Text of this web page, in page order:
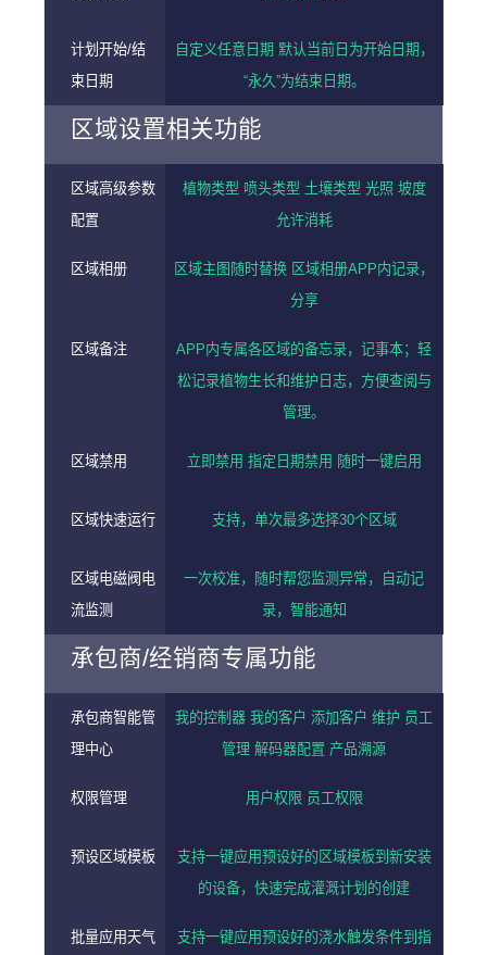
计划开始/结
束日期
自定义任意日期 默认当前日为开始日期，
“永久”为结束日期。
区域设置相关功能
区域高级参数
配置
植物类型 喷头类型 土壤类型 光照 坡度
允许消耗
区域相册
区域主图随时替换 区域相册APP内记录，
分享
区域备注
APP内专属各区域的备忘录，记事本；轻
松记录植物生长和维护日志，方便查阅与
管理。
区域禁用 立即禁用 指定日期禁用 随时一键启用
区域快速运行 支持，单次最多选择30个区域
区域电磁阀电
流监测
一次校准，随时帮您监测异常，自动记
录，智能通知
承包商/经销商专属功能
承包商智能管
理中心
我的控制器 我的客户 添加客户 维护 员工
管理 解码器配置 产品溯源
权限管理 用户权限 员工权限
预设区域模板
支持一键应用预设好的区域模板到新安装
的设备，快速完成灌溉计划的创建
批量应用天气
支持一键应用预设好的浇水触发条件到指